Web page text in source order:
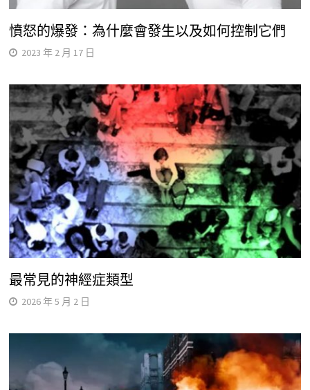
憤怒的爆發：為什麼會發生以及如何控制它們
2023 年 2 月 17 日
最常見的神經症類型
2026 年 5 月 2 日